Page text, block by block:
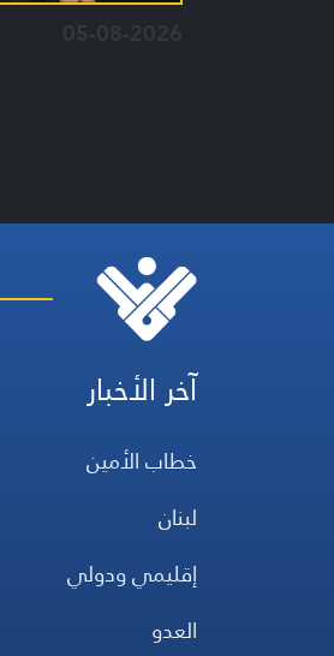
05-08-2026
آخر الأخبار
خطاب الأمين
لبنان
إقليمي ودولي
العدو